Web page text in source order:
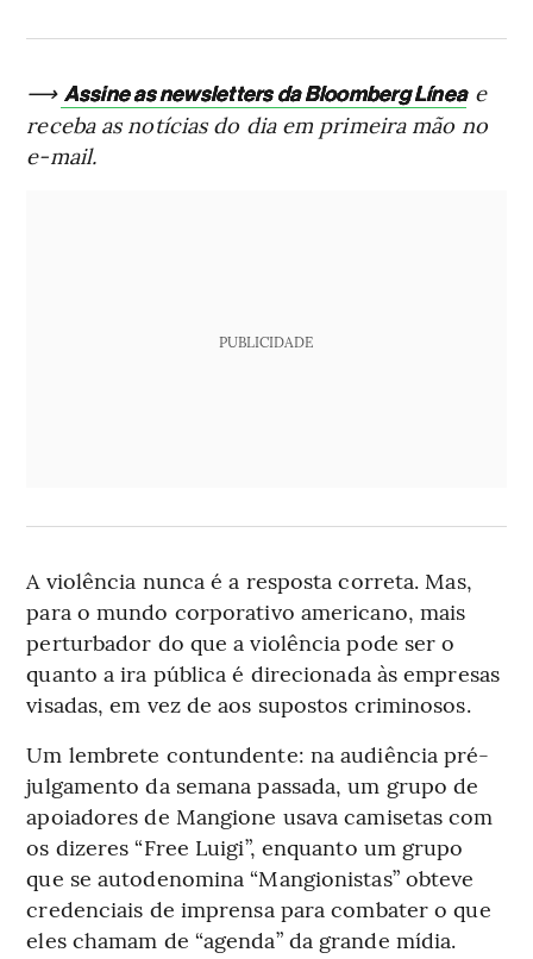
⟶ Assine as newsletters da Bloomberg Línea e
receba as notícias do dia em primeira mão no
e-mail.
PUBLICIDADE
A violência nunca é a resposta correta. Mas,
para o mundo corporativo americano, mais
perturbador do que a violência pode ser o
quanto a ira pública é direcionada às empresas
visadas, em vez de aos supostos criminosos.
Um lembrete contundente: na audiência pré-
julgamento da semana passada, um grupo de
apoiadores de Mangione usava camisetas com
os dizeres “Free Luigi”, enquanto um grupo
que se autodenomina “Mangionistas” obteve
credenciais de imprensa para combater o que
eles chamam de “agenda” da grande mídia.